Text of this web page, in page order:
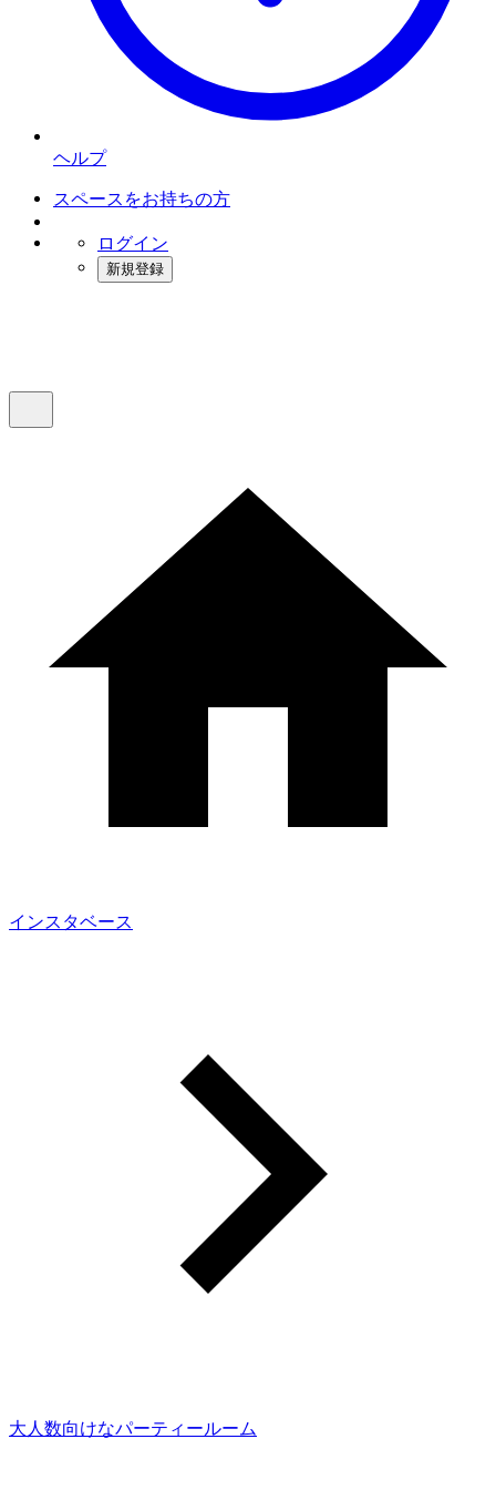
ヘルプ
スペースをお持ちの方
ログイン
新規登録
インスタベース
大人数向けなパーティールーム